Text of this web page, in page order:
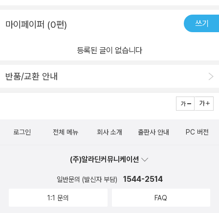
지만 굳이 이름 붙이자면 학습활동 쯤.- 내용 이해를 묻는 문제와 핵
심성취기준을 달성할 수 있는 문제로 구성.- 마찬가지로 [작품]-[학
작품들을 다시 한 번 학습요소(성취기준) 중심으로 쉽게 정리해둠.'비
읽은 작품들을 바탕으로 수능식 문제를 출제해 두었고,또 문항유형을
분석해주고, 정답을 해설해주는 부분도 이해하기 쉽게, 또 보기 편하
게 편집해 두었습니다.수업이나 수능을 예습도 해보고, 문해력도 키
인블로그에 좀더 자세히, 사진 설명과 함께 작성한 내용도 있습니다.
마이페이퍼 (0편) 쓰기
등록된 글이 없습니다
반품/교환 안내
로그인 전체 메뉴 회사 소개 출판사 안내 PC 버전
(주)알라딘커뮤니케이션
일반문의 (발신자 부담) 1544-2514
1:1 문의 FAQ